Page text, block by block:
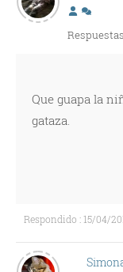
Que guapa la
gataza.
Respondido : 15/04/